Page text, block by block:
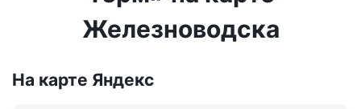
Железноводска
На карте Яндекс